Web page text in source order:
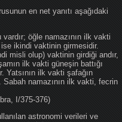
en net yanıtı aşağıdaki
öğle namazının ilk vakti
ikindi vaktinin girmesidir.
misli olup) vaktinin girdiği andır,
ilk vakti güneşin battığı
Yatsının ilk vakti şafağın
Sabah namazının ilk vakti, fecrin
I/375-376)
astronomi verileri ve